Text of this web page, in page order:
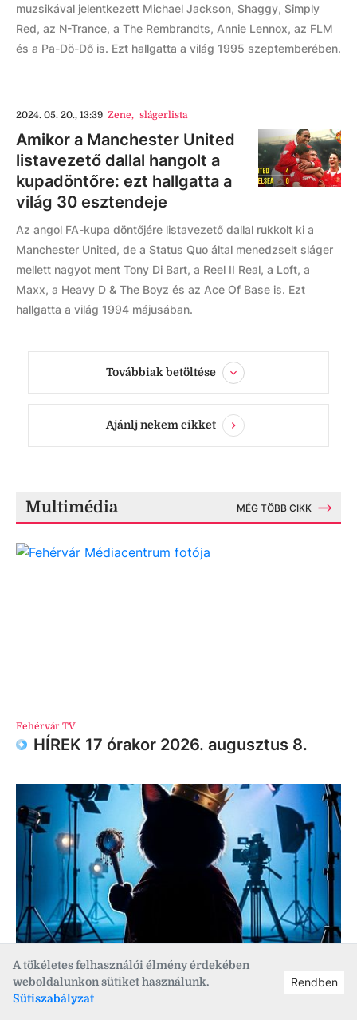
A tökéletes felhasználói élmény érdekében
weboldalunkon sütiket használunk.
Sütiszabályzat
Rendben
muzsikával jelentkezett Michael Jackson, Shaggy, Simply
Red, az N-Trance, a The Rembrandts, Annie Lennox, az FLM
és a Pa-Dö-Dő is. Ezt hallgatta a világ 1995 szeptemberében.
2024. 05. 20., 13:39 Zene, slágerlista
Amikor a Manchester United
listavezető dallal hangolt a
kupadöntőre: ezt hallgatta a
világ 30 esztendeje
Az angol FA-kupa döntőjére listavezető dallal rukkolt ki a
Manchester United, de a Status Quo által menedzselt sláger
mellett nagyot ment Tony Di Bart, a Reel II Real, a Loft, a
Maxx, a Heavy D & The Boyz és az Ace Of Base is. Ezt
hallgatta a világ 1994 májusában.
Továbbiak betöltése
Ajánlj nekem cikket
Multimédia MÉG TÖBB CIKK
Fehérvár TV
HÍREK 17 órakor 2026. augusztus 8.
Multimédia, Fehérvár Médiacentrum
Hamarosan itt a Királyi Napok, mi pedig
egy igazán király dologgal készülünk